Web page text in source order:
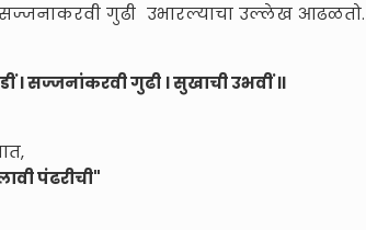
सज्जनाकरवी गुढी उभारल्याचा उल्लेख आढळतो.
। सज्जनांकरवी गुढी । सुखाची उभवीं ॥
पंढरीची"